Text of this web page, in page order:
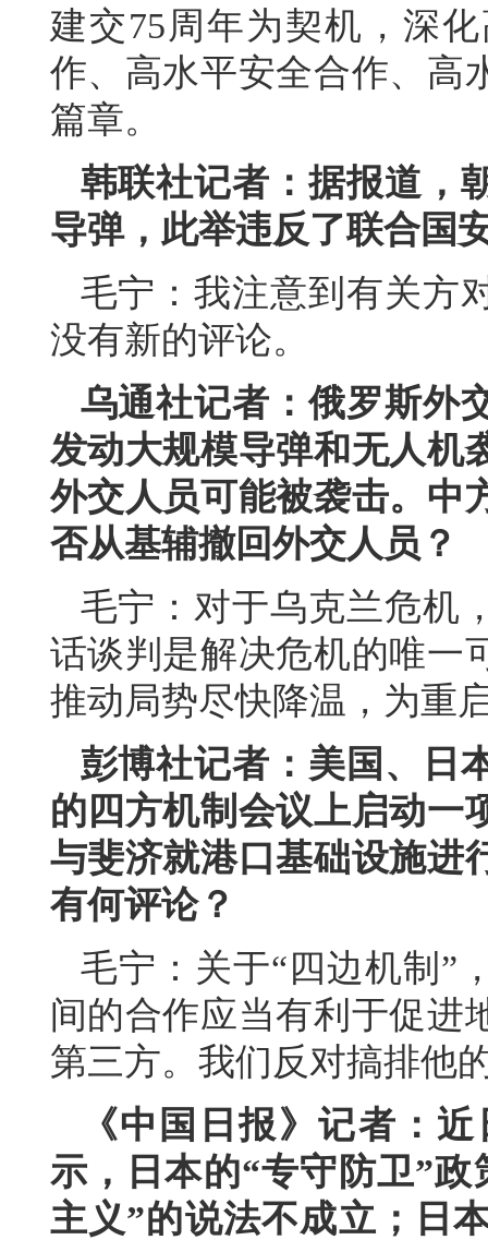
建交75周年为契机，深
作、高水平安全合作、高
篇章。
韩联社记者：据报道，
导弹，此举违反了联合国
毛宁：我注意到有关方
没有新的评论。
乌通社记者：俄罗斯外
发动大规模导弹和无人机
外交人员可能被袭击。中
否从基辅撤回外交人员？
毛宁：对于乌克兰危机
话谈判是解决危机的唯一
推动局势尽快降温，为重
彭博社记者：美国、日
的四方机制会议上启动一
与斐济就港口基础设施进
有何评论？
毛宁：关于“四边机制”
间的合作应当有利于促进
第三方。我们反对搞排他
《中国日报》记者：
示，日本的“专守防卫”
主义”的说法不成立；日